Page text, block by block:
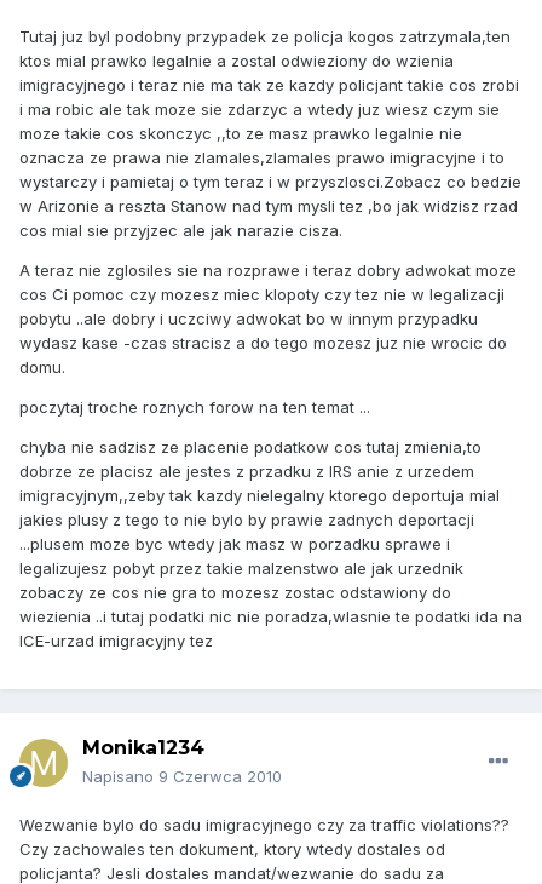
Tutaj juz byl podobny przypadek ze policja kogos zatrzymala,ten
ktos mial prawko legalnie a zostal odwieziony do wzienia
imigracyjnego i teraz nie ma tak ze kazdy policjant takie cos zrobi
i ma robic ale tak moze sie zdarzyc a wtedy juz wiesz czym sie
moze takie cos skonczyc ,,to ze masz prawko legalnie nie
oznacza ze prawa nie zlamales,zlamales prawo imigracyjne i to
wystarczy i pamietaj o tym teraz i w przyszlosci.Zobacz co bedzie
w Arizonie a reszta Stanow nad tym mysli tez ,bo jak widzisz rzad
cos mial sie przyjzec ale jak narazie cisza.
A teraz nie zglosiles sie na rozprawe i teraz dobry adwokat moze
cos Ci pomoc czy mozesz miec klopoty czy tez nie w legalizacji
pobytu ..ale dobry i uczciwy adwokat bo w innym przypadku
wydasz kase -czas stracisz a do tego mozesz juz nie wrocic do
domu.
poczytaj troche roznych forow na ten temat ...
chyba nie sadzisz ze placenie podatkow cos tutaj zmienia,to
dobrze ze placisz ale jestes z przadku z IRS anie z urzedem
imigracyjnym,,zeby tak kazdy nielegalny ktorego deportuja mial
jakies plusy z tego to nie bylo by prawie zadnych deportacji
...plusem moze byc wtedy jak masz w porzadku sprawe i
legalizujesz pobyt przez takie malzenstwo ale jak urzednik
zobaczy ze cos nie gra to mozesz zostac odstawiony do
wiezienia ..i tutaj podatki nic nie poradza,wlasnie te podatki ida na
ICE-urzad imigracyjny tez
Monika1234
Napisano 9 Czerwca 2010
Wezwanie bylo do sadu imigracyjnego czy za traffic violations??
Czy zachowales ten dokument, ktory wtedy dostales od
policjanta? Jesli dostales mandat/wezwanie do sadu za